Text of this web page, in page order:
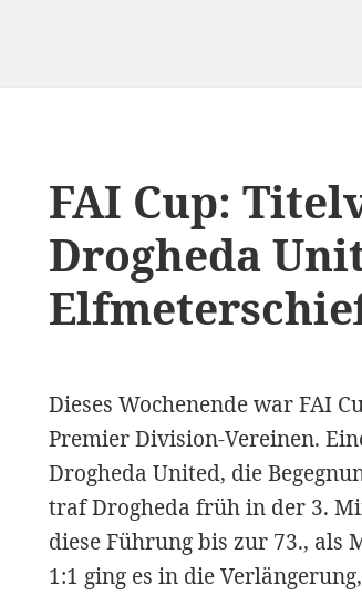
FAI Cup:
Drogheda
Dieses Wochenende war FAI
Premier Division-Vereinen.
Drogheda United, die
traf Drogheda früh in der 3.
diese Führung bis zur 73.,
1:1 ging es in die